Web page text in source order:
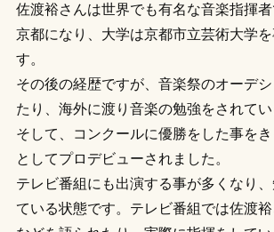
佐渡裕さんは世界でも有名な音楽指揮
京都になり、大学は京都市立芸術大学
す。
その後の経歴ですが、音楽祭のオーデ
たり、海外に渡り音楽の勉強をされてい
そして、コンクールに優勝をした事を
としてプロデビューされました。
テレビ番組にも出演する事が多くなり
ている状態です。テレビ番組では佐渡